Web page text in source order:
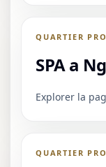
QUARTIER
SPA a
Explorer la
QUARTIER